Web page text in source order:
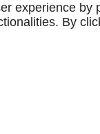
experience
By